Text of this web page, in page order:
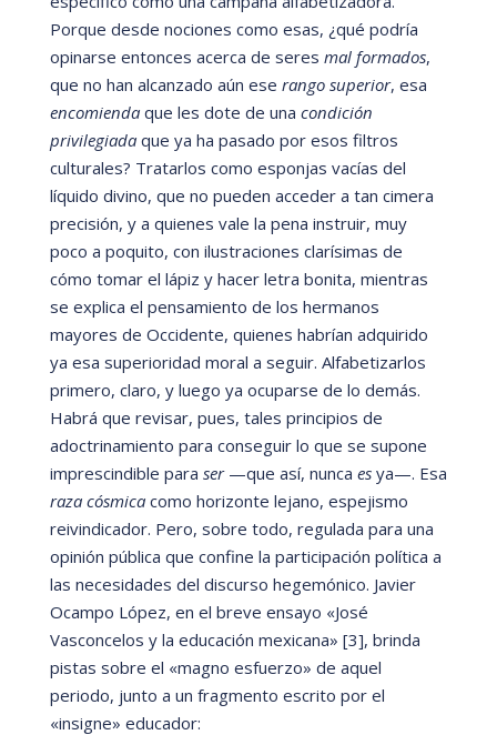
Porque desde nociones como esas, ¿qué podría
opinarse entonces acerca de seres mal formados,
que no han alcanzado aún ese rango superior, esa
encomiendaque les dote de una condición
privilegiadaque ya ha pasado por esos filtros
culturales? Tratarlos como esponjas vacías del
líquido divino, que no pueden acceder a tan cimera
precisión, y a quienes vale la pena instruir, muy
poco a poquito, con ilustraciones clarísimas de
cómo tomar el lápiz y hacer letra bonita, mientras
se explica el pensamiento de los hermanos
mayores de Occidente, quienes habrían adquirido
ya esa superioridad moral a seguir. Alfabetizarlos
primero, claro, y luego ya ocuparse de lo demás.
Habrá que revisar, pues, tales principios de
adoctrinamiento para conseguir lo que se supone
imprescindible para ser—que así, nunca esya—. Esa
raza cósmicacomo horizonte lejano, espejismo
reivindicador. Pero, sobre todo, regulada para una
opinión pública que confine la participación política a
las necesidades del discurso hegemónico. Javier
Ocampo L ópez, en el breve ensayo «José
Vasconcelos y la educación mexicana» [3], brinda
pistas sobre el «magno esfuerzo» de aquel
periodo, junto a un fragmento escrito por el
«insigne» educador: